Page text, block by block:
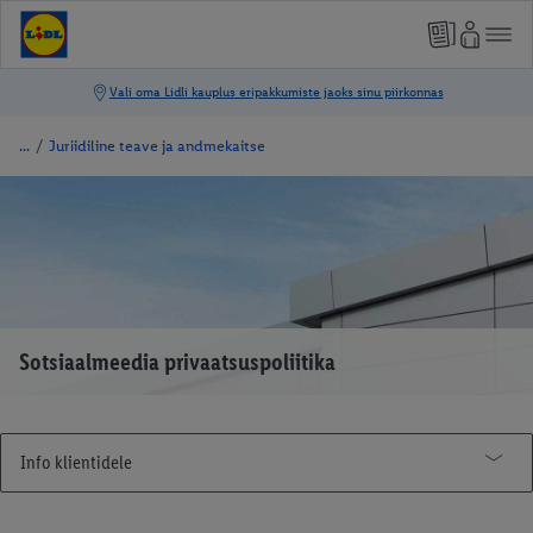
/ Juriidiline teave ja andmekaitse
Sotsiaalmeedia privaatsuspoliitika
Info klientidele